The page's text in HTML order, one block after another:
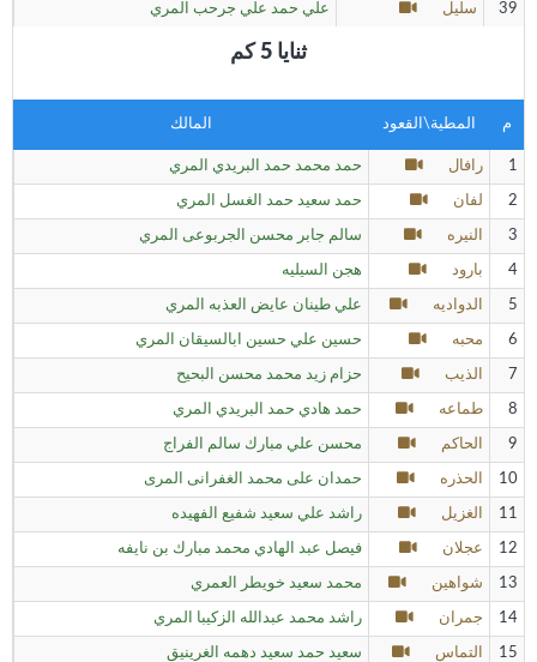
39 سليل علي حمد علي جرحب المري
ثنايا 5 كم
م المطية\القعود المالك
1 رافال حمد محمد حمد البريدي المري
2 لفان حمد سعيد حمد الغسل المري
3 النيره سالم جابر محسن الجربوعى المري
4 بارود هجن السيليه
5 الدواديه علي طينان عايض العذبه المري
6 محبه حسين علي حسين ابالسيقان المري
7 الذيب حزام زيد محمد محسن البحيح
8 طماعه حمد هادي حمد البريدي المري
9 الحاكم محسن علي مبارك سالم الفراج
10 الحذره حمدان على محمد الغفرانى المرى
11 الغزيل راشد علي سعيد شفيع الفهيده
12 عجلان فيصل عبد الهادي محمد مبارك بن نايفه
13 شواهين محمد سعيد خويطر العمري
14 جمران راشد محمد عبدالله الزكيبا المري
15 التماس سعيد حمد سعيد دهمه الغرينيق